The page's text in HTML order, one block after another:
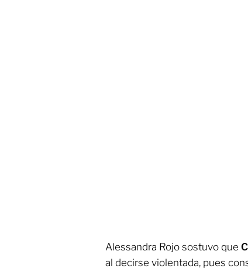
Alessandra Rojo sostuvo que
al decirse violentada, pues